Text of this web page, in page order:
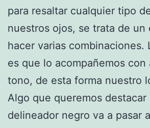
para resaltar cualquier tipo
nuestros ojos, se trata de
hacer varias combinaciones.
es que lo acompañemos
tono, de esta forma nuestro
Algo que queremos
delineador negro va a pasar